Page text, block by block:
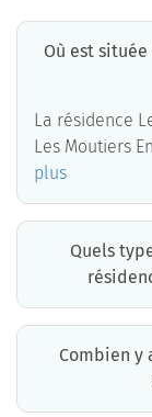
Où est
La résidence
Les Moutiers
plus
Quels
Combien y